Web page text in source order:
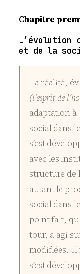
Chapitre
et de la
La réalité,
(l’esprit de
adaptation
social dans
s’est
avec les
structure de
autant le
social dans
point fait,
tour, a agi
modifiées. Il
s’est